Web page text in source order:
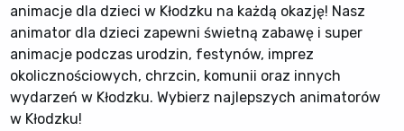
animacje dla dzieci w Kłodzku na każdą okazję! Nasz
animator dla dzieci zapewni świetną zabawę i super
animacje podczas urodzin, festynów, imprez
okolicznościowych, chrzcin, komunii oraz innych
wydarzeń w Kłodzku. Wybierz najlepszych animatorów
w Kłodzku!